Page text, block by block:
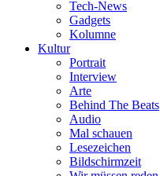
Tech-News
Gadgets
Kolumne
Kultur
Portrait
Interview
Arte
Behind The Beats
Audio
Mal schauen
Lesezeichen
Bildschirmzeit